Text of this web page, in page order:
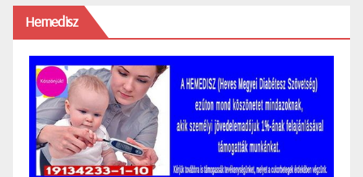
Hemedisz